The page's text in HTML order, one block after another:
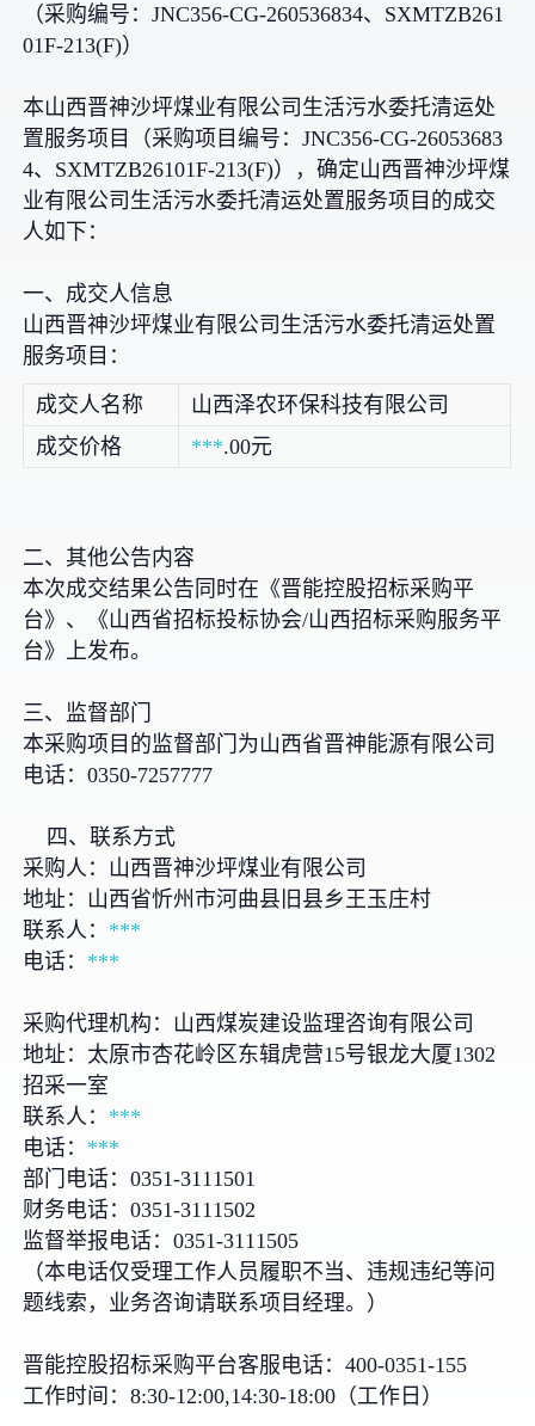
（采购编号：JNC356-CG-260536834、SXMTZB261
01F-213(F)）
本山西晋神沙坪煤业有限公司生活污水委托清运处
置服务项目（采购项目编号：JNC356-CG-26053683
4、SXMTZB26101F-213(F)），确定山西晋神沙坪煤
业有限公司生活污水委托清运处置服务项目的成交
人如下：
一、成交人信息
山西晋神沙坪煤业有限公司生活污水委托清运处置
服务项目：
成交人名称
山西泽农环保科技有限公司
成交价格
***.00元
二、其他公告内容
本次成交结果公告同时在《晋能控股招标采购平
台》、《山西省招标投标协会/山西招标采购服务平
台》上发布。
三、监督部门
本采购项目的监督部门为山西省晋神能源有限公司
电话：0350-7257777
四、联系方式
采购人：山西晋神沙坪煤业有限公司
地址：山西省忻州市河曲县旧县乡王玉庄村
联系人： ***
电话： ***
采购代理机构：山西煤炭建设监理咨询有限公司
地址：太原市杏花岭区东辑虎营15号银龙大厦1302
招采一室
联系人： ***
电话： ***
部门电话：0351-3111501
财务电话：0351-3111502
监督举报电话：0351-3111505
（本电话仅受理工作人员履职不当、违规违纪等问
题线索，业务咨询请联系项目经理。）
晋能控股招标采购平台客服电话：400-0351-155
工作时间：8:30-12:00,14:30-18:00（工作日）